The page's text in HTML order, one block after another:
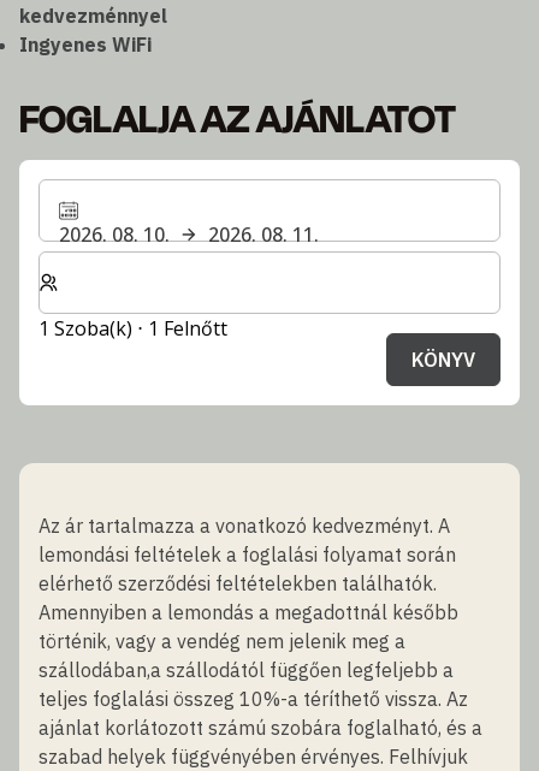
kedvezménnyel
Ingyenes WiFi
FOGLALJA AZ AJÁNLATOT
2026. 08. 10.
2026. 08. 11.
Válassza ki a szobák és a vendégek számát
1 Szoba(k) ⋅ 1 Felnőtt
KÖNYV
Az ár tartalmazza a vonatkozó kedvezményt. A
lemondási feltételek a foglalási folyamat során
elérhető szerződési feltételekben találhatók.
Amennyiben a lemondás a megadottnál később
történik, vagy a vendég nem jelenik meg a
szállodában,a szállodától függően legfeljebb a
teljes foglalási összeg 10%-a téríthető vissza. Az
ajánlat korlátozott számú szobára foglalható, és a
szabad helyek függvényében érvényes. Felhívjuk